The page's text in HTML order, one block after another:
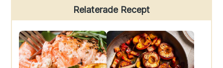
Sidebar
Relaterade Recept